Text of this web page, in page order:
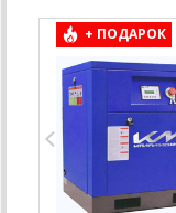
+ ПОДАРОК